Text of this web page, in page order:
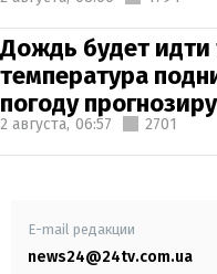
Дождь будет идти
температура
погоду
2 августа, 06:57 2701
E-mail редакции
news24@24tv.com.ua